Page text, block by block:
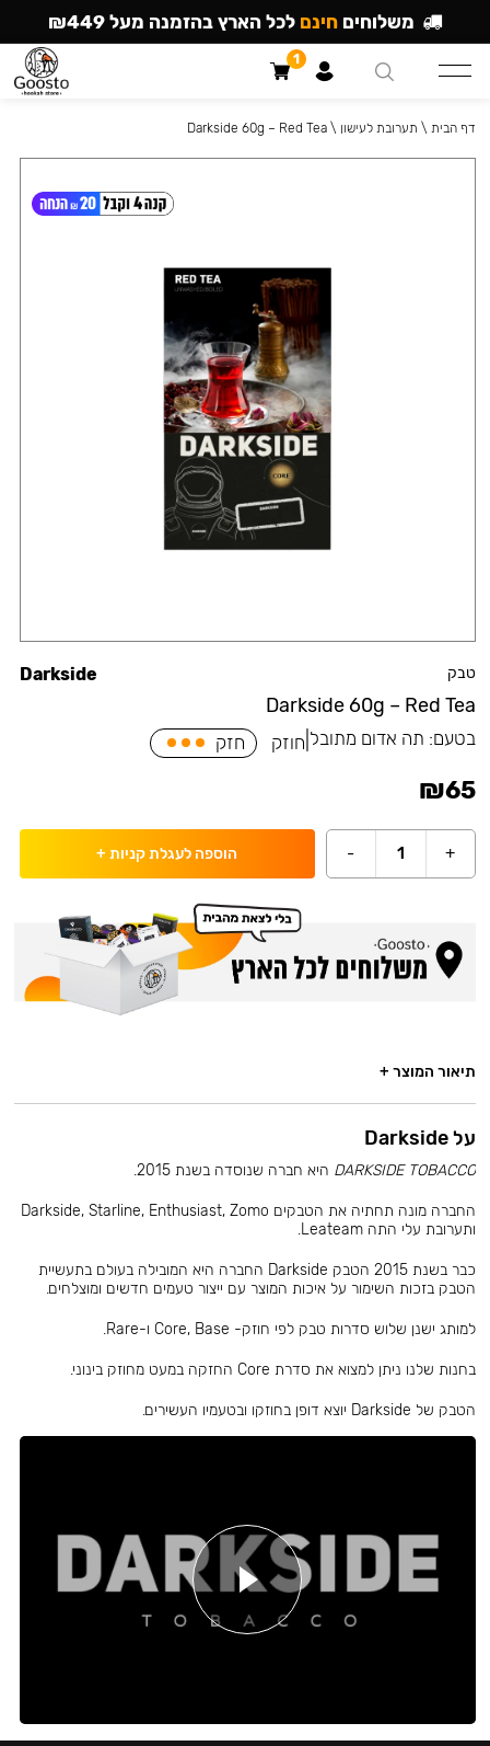
טבק
Darkside 60g – Red Tea
Darkside
בטעם: תה אדום מתובל חוזק חזק
₪65
+
1
- הוספה לעגלת קניות +
דף הבית \ תערובת לעישון \
Darkside 60g – Red Tea
תיאור המוצר +
על Darkside
DARKSIDE TOBACCO היא חברה שנוסדה בשנת 2015.
החברה מונה תחתיה את הטבקים Darkside, Starline, Enthusiast, Zomo
ותערובת עלי התה Leateam.
כבר בשנת 2015 הטבק Darkside החברה היא המובילה בעולם בתעשיית
הטבק בזכות השימור על איכות המוצר עם ייצור טעמים חדשים ומוצלחים.
למותג ישנן שלוש סדרות טבק לפי חוזק- Core, Base ו-Rare.
בחנות שלנו ניתן למצוא את סדרת Core החזקה במעט מחוזק בינוני.
הטבק של Darkside יוצא דופן בחוזקו ובטעמיו העשירים.
משלוחים חינם לכל הארץ בהזמנה מעל ₪449
1